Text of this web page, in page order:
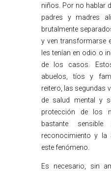
niños. Por no hablar
padres y madres
brutalmente
y ven transformarse
les tenían en odio o
de los casos.
abuelos, tíos y
reitero, las segundas
de salud mental y
protección de los
bastante
reconocimiento y la
este fenómeno.
Es necesario, sin